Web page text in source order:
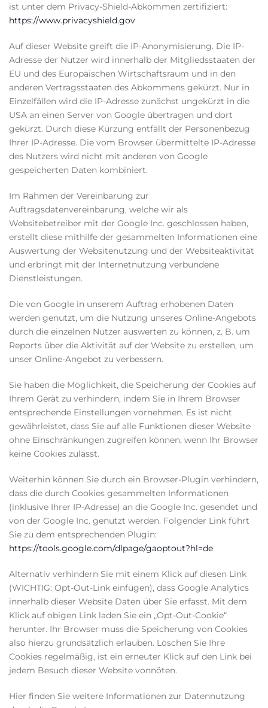
ist unter dem Privacy-Shield-Abkommen zertifiziert:
https://www.privacyshield.gov
Auf dieser Website greift die IP-Anonymisierung. Die IP-
Adresse der Nutzer wird innerhalb der Mitgliedsstaaten der
EU und des Europäischen Wirtschaftsraum und in den
anderen Vertragsstaaten des Abkommens gekürzt. Nur in
Einzelfällen wird die IP-Adresse zunächst ungekürzt in die
USA an einen Server von Google übertragen und dort
gekürzt. Durch diese Kürzung entfällt der Personenbezug
Ihrer IP-Adresse. Die vom Browser übermittelte IP-Adresse
des Nutzers wird nicht mit anderen von Google
gespeicherten Daten kombiniert.
Im Rahmen der Vereinbarung zur
Auftragsdatenvereinbarung, welche wir als
Websitebetreiber mit der Google Inc. geschlossen haben,
erstellt diese mithilfe der gesammelten Informationen eine
Auswertung der Websitenutzung und der Websiteaktivität
und erbringt mit der Internetnutzung verbundene
Dienstleistungen.
Die von Google in unserem Auftrag erhobenen Daten
werden genutzt, um die Nutzung unseres Online-Angebots
durch die einzelnen Nutzer auswerten zu können, z. B. um
Reports über die Aktivität auf der Website zu erstellen, um
unser Online-Angebot zu verbessern.
Sie haben die Möglichkeit, die Speicherung der Cookies auf
Ihrem Gerät zu verhindern, indem Sie in Ihrem Browser
entsprechende Einstellungen vornehmen. Es ist nicht
gewährleistet, dass Sie auf alle Funktionen dieser Website
ohne Einschränkungen zugreifen können, wenn Ihr Browser
keine Cookies zulässt.
Weiterhin können Sie durch ein Browser-Plugin verhindern,
dass die durch Cookies gesammelten Informationen
(inklusive Ihrer IP-Adresse) an die Google Inc. gesendet und
von der Google Inc. genutzt werden. Folgender Link führt
Sie zu dem entsprechenden Plugin:
https://tools.google.com/dlpage/gaoptout?hl=de
Alternativ verhindern Sie mit einem Klick auf diesen Link
(WICHTIG: Opt-Out-Link einfügen), dass Google Analytics
innerhalb dieser Website Daten über Sie erfasst. Mit dem
Klick auf obigen Link laden Sie ein „Opt-Out-Cookie“
herunter. Ihr Browser muss die Speicherung von Cookies
also hierzu grundsätzlich erlauben. Löschen Sie Ihre
Cookies regelmäßig, ist ein erneuter Klick auf den Link bei
jedem Besuch dieser Website vonnöten.
Hier finden Sie weitere Informationen zur Datennutzung